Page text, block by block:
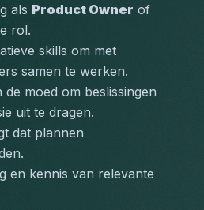
als Product Owner of
rol.
skills om met
samen te werken.
de moed om beslissingen
uit te dragen.
dat plannen
en kennis van relevante